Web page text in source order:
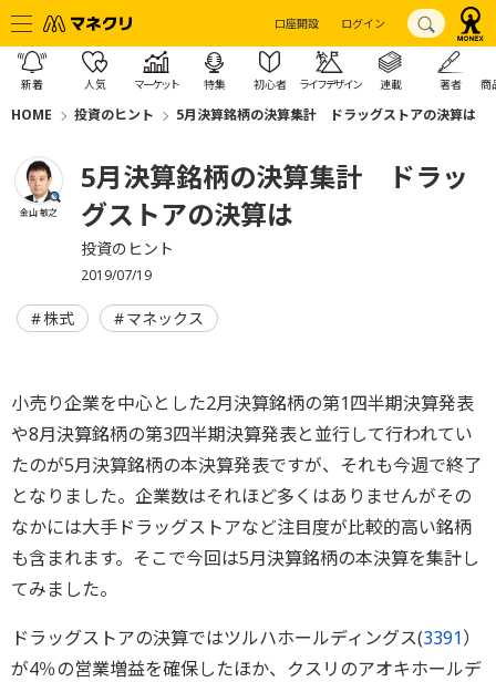
口座開設 ログイン
新着 人気 マーケット 特集 初心者 ライフデザイン 連載 著者 商
HOME 投資のヒント 5月決算銘柄の決算集計 ドラッグストアの決算は
金山 敏之
5月決算銘柄の決算集計 ドラッ
グストアの決算は
投資のヒント
2019/07/19
株式 マネックス
小売り企業を中心とした2月決算銘柄の第1四半期決算発表
や8月決算銘柄の第3四半期決算発表と並行して行われてい
たのが5月決算銘柄の本決算発表ですが、それも今週で終了
となりました。企業数はそれほど多くはありませんがその
なかには大手ドラッグストアなど注目度が比較的高い銘柄
も含まれます。そこで今回は5月決算銘柄の本決算を集計し
てみました。
ドラッグストアの決算ではツルハホールディングス(3391）
が4％の営業増益を確保したほか、クスリのアオキホールデ